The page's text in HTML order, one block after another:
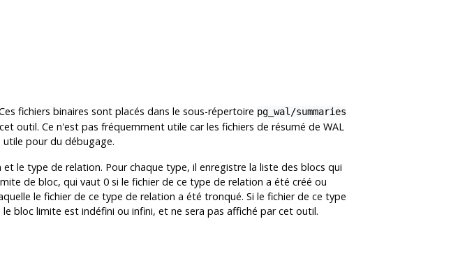
fichiers binaires sont placés dans le sous-répertoire pg_wal/summaries
outil. Ce n'est pas fréquemment utile car les fichiers de résumé de WAL
pour du débugage.
le type de relation. Pour chaque type, il enregistre la liste des blocs qui
de bloc, qui vaut 0 si le fichier de ce type de relation a été créé ou
le fichier de ce type de relation a été tronqué. Si le fichier de ce type
bloc limite est indéfini ou infini, et ne sera pas affiché par cet outil.